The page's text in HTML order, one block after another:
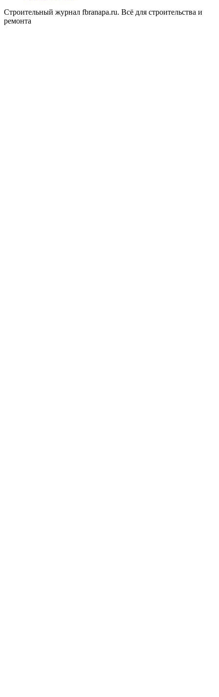
Строительный журнал fbranapa.ru. Всё для строительства и
ремонта